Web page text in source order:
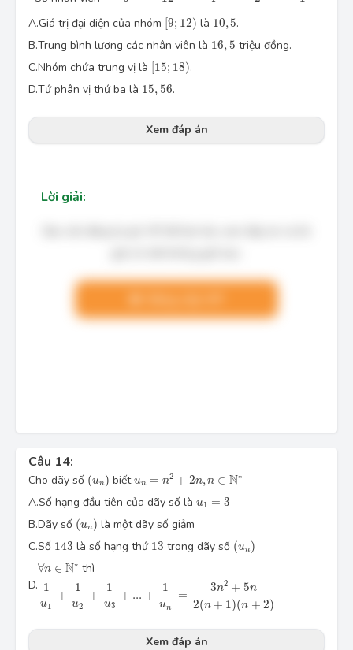
A.Giá trị đại diện của nhóm [9; 12)
\left[ 9;12 \right)
là 10,5
10,5.
B.Trung bình lương các nhân viên là 16, 5
16,5 triệu đồng.
C.Nhóm chứa trung vị là [15; 18)
\left[ 15;18 \right)
.
D.Tứ phân vị thứ ba là 15, 56
15,56.
Xem đáp án
Lời giải:
Câu 14:
Cho dãy số (un )
(u_n)biết un = n2 + 2n, n ∈ N∗
u_n=n^2+2n, \, n \in \mathbb{N}^*
A.Số hạng đầu tiên của dãy số là u1 = 3
u_1=3
B.Dãy số (un )
(u_n)là một dãy số giảm
C.Số 143
143 là số hạng thứ 13
13 trong dãy số (un )
(u_n )
D.
∀n ∈ N∗
\forall n \in \mathbb{N}^*
thì
1
u1
+
1
u2
+
1
u3
+ ... +
1
un
=
3n2 + 5n
2(n + 1)(n + 2)
Xem đáp án